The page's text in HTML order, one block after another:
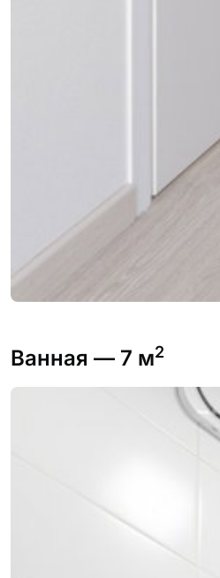
Ванная — 7 м2